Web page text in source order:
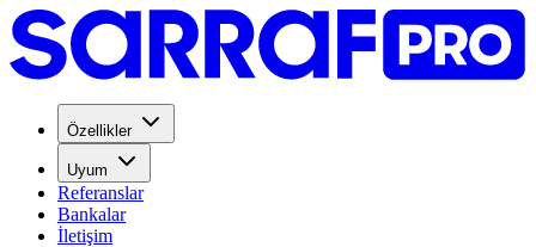
Özellikler
Uyum
Referanslar
Bankalar
İletişim